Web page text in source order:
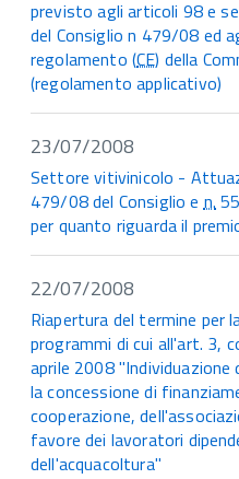
previsto agli articoli 98 e
del Consiglio n 479/08 ed
regolamento (CE) della
(regolamento applicativo)
23/07/2008
Settore vitivinicolo -
479/08 del Consiglio en.
per quanto riguarda il
22/07/2008
Riapertura del termine per
programmi di cui all'art. 3,
aprile 2008
la concessione di
cooperazione,
favore dei lavoratori
dell'acquacoltura"